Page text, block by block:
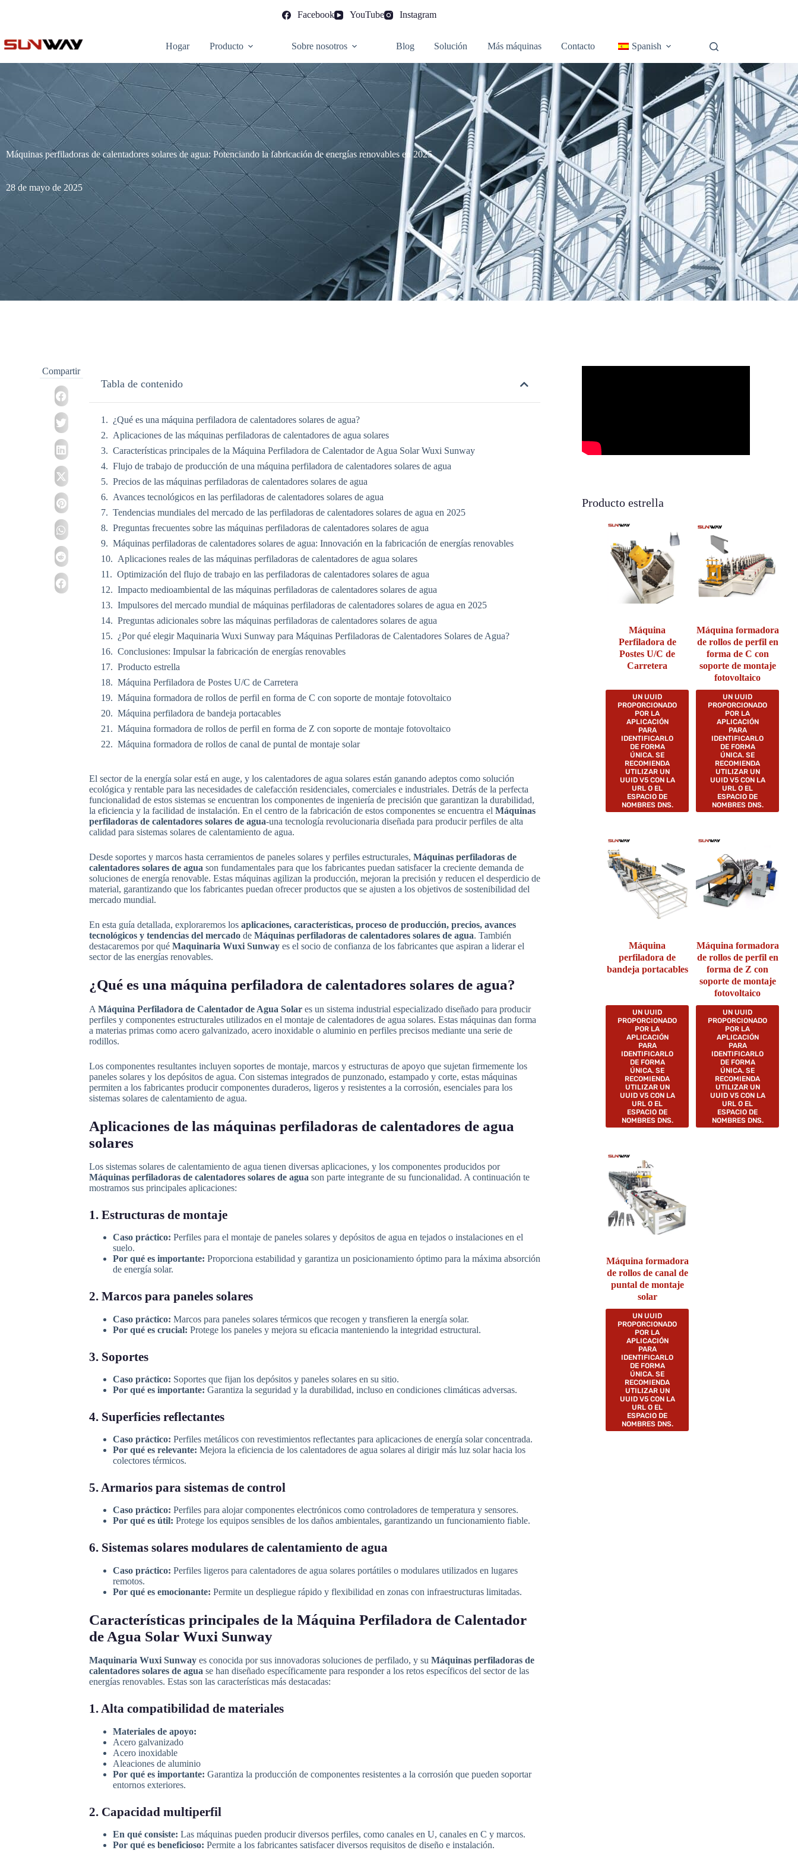
Facebook YouTube Instagram
Hogar Producto Sobre nosotros Blog Solución Más máquinas Contacto Spanish
Máquinas perfiladoras de calentadores solares de agua: Potenciando la fabricación de energías renovables en 2025
28 de mayo de 2025
Compartir
Tabla de contenido
¿Qué es una máquina perfiladora de calentadores solares de agua?
Aplicaciones de las máquinas perfiladoras de calentadores de agua solares
Características principales de la Máquina Perfiladora de Calentador de Agua Solar Wuxi Sunway
Flujo de trabajo de producción de una máquina perfiladora de calentadores solares de agua
Precios de las máquinas perfiladoras de calentadores solares de agua
Avances tecnológicos en las perfiladoras de calentadores solares de agua
Tendencias mundiales del mercado de las perfiladoras de calentadores solares de agua en 2025
Preguntas frecuentes sobre las máquinas perfiladoras de calentadores solares de agua
Máquinas perfiladoras de calentadores solares de agua: Innovación en la fabricación de energías renovables
Aplicaciones reales de las máquinas perfiladoras de calentadores de agua solares
Optimización del flujo de trabajo en las perfiladoras de calentadores solares de agua
Impacto medioambiental de las máquinas perfiladoras de calentadores solares de agua
Impulsores del mercado mundial de máquinas perfiladoras de calentadores solares de agua en 2025
Preguntas adicionales sobre las máquinas perfiladoras de calentadores solares de agua
¿Por qué elegir Maquinaria Wuxi Sunway para Máquinas Perfiladoras de Calentadores Solares de Agua?
Conclusiones: Impulsar la fabricación de energías renovables
Producto estrella
Máquina Perfiladora de Postes U/C de Carretera
Máquina formadora de rollos de perfil en forma de C con soporte de montaje fotovoltaico
Máquina perfiladora de bandeja portacables
Máquina formadora de rollos de perfil en forma de Z con soporte de montaje fotovoltaico
Máquina formadora de rollos de canal de puntal de montaje solar
El sector de la energía solar está en auge, y los calentadores de agua solares están ganando adeptos como solución
ecológica y rentable para las necesidades de calefacción residenciales, comerciales e industriales. Detrás de la perfecta
funcionalidad de estos sistemas se encuentran los componentes de ingeniería de precisión que garantizan la durabilidad,
la eficiencia y la facilidad de instalación. En el centro de la fabricación de estos componentes se encuentra el Máquinas
perfiladoras de calentadores solares de agua-una tecnología revolucionaria diseñada para producir perfiles de alta
calidad para sistemas solares de calentamiento de agua.
Desde soportes y marcos hasta cerramientos de paneles solares y perfiles estructurales, Máquinas perfiladoras de
calentadores solares de agua son fundamentales para que los fabricantes puedan satisfacer la creciente demanda de
soluciones de energía renovable. Estas máquinas agilizan la producción, mejoran la precisión y reducen el desperdicio de
material, garantizando que los fabricantes puedan ofrecer productos que se ajusten a los objetivos de sostenibilidad del
mercado mundial.
En esta guía detallada, exploraremos los aplicaciones, características, proceso de producción, precios, avances
tecnológicos y tendencias del mercadode Máquinas perfiladoras de calentadores solares de agua. También
destacaremos por qué Maquinaria Wuxi Sunwayes el socio de confianza de los fabricantes que aspiran a liderar el
sector de las energías renovables.
¿Qué es una máquina perfiladora de calentadores solares de agua?
A Máquina Perfiladora de Calentador de Agua Solares un sistema industrial especializado diseñado para producir
perfiles y componentes estructurales utilizados en el montaje de calentadores de agua solares. Estas máquinas dan forma
a materias primas como acero galvanizado, acero inoxidable o aluminio en perfiles precisos mediante una serie de
rodillos.
Los componentes resultantes incluyen soportes de montaje, marcos y estructuras de apoyo que sujetan firmemente los
paneles solares y los depósitos de agua. Con sistemas integrados de punzonado, estampado y corte, estas máquinas
permiten a los fabricantes producir componentes duraderos, ligeros y resistentes a la corrosión, esenciales para los
sistemas solares de calentamiento de agua.
Aplicaciones de las máquinas perfiladoras de calentadores de agua
solares
Los sistemas solares de calentamiento de agua tienen diversas aplicaciones, y los componentes producidos por
Máquinas perfiladoras de calentadores solares de agua son parte integrante de su funcionalidad. A continuación te
mostramos sus principales aplicaciones:
1. Estructuras de montaje
Caso práctico: Perfiles para el montaje de paneles solares y depósitos de agua en tejados o instalaciones en el
suelo.
Por qué es importante: Proporciona estabilidad y garantiza un posicionamiento óptimo para la máxima absorción
de energía solar.
2. Marcos para paneles solares
Caso práctico: Marcos para paneles solares térmicos que recogen y transfieren la energía solar.
Por qué es crucial: Protege los paneles y mejora su eficacia manteniendo la integridad estructural.
3. Soportes
Caso práctico: Soportes que fijan los depósitos y paneles solares en su sitio.
Por qué es importante: Garantiza la seguridad y la durabilidad, incluso en condiciones climáticas adversas.
4. Superficies reflectantes
Caso práctico: Perfiles metálicos con revestimientos reflectantes para aplicaciones de energía solar concentrada.
Por qué es relevante: Mejora la eficiencia de los calentadores de agua solares al dirigir más luz solar hacia los
colectores térmicos.
5. Armarios para sistemas de control
Caso práctico: Perfiles para alojar componentes electrónicos como controladores de temperatura y sensores.
Por qué es útil: Protege los equipos sensibles de los daños ambientales, garantizando un funcionamiento fiable.
6. Sistemas solares modulares de calentamiento de agua
Caso práctico: Perfiles ligeros para calentadores de agua solares portátiles o modulares utilizados en lugares
remotos.
Por qué es emocionante: Permite un despliegue rápido y flexibilidad en zonas con infraestructuras limitadas.
Características principales de la Máquina Perfiladora de Calentador
de Agua Solar Wuxi Sunway
Maquinaria Wuxi Sunwayes conocida por sus innovadoras soluciones de perfilado, y su Máquinas perfiladoras de
calentadores solares de agua se han diseñado específicamente para responder a los retos específicos del sector de las
energías renovables. Estas son las características más destacadas:
1. Alta compatibilidad de materiales
Materiales de apoyo:
Acero galvanizado
Acero inoxidable
Aleaciones de aluminio
Por qué es importante: Garantiza la producción de componentes resistentes a la corrosión que pueden soportar
entornos exteriores.
2. Capacidad multiperfil
En qué consiste: Las máquinas pueden producir diversos perfiles, como canales en U, canales en C y marcos.
Por qué es beneficioso: Permite a los fabricantes satisfacer diversos requisitos de diseño e instalación.
Producto estrella
Máquina
Perfiladora de
Postes U/C de
Carretera
UN UUID
PROPORCIONADO
POR LA
APLICACIÓN
PARA
IDENTIFICARLO
DE FORMA
ÚNICA. SE
RECOMIENDA
UTILIZAR UN
UUID V5 CON LA
URL O EL
ESPACIO DE
NOMBRES DNS.
Máquina formadora
de rollos de perfil en
forma de C con
soporte de montaje
fotovoltaico
UN UUID
PROPORCIONADO
POR LA
APLICACIÓN
PARA
IDENTIFICARLO
DE FORMA
ÚNICA. SE
RECOMIENDA
UTILIZAR UN
UUID V5 CON LA
URL O EL
ESPACIO DE
NOMBRES DNS.
Máquina
perfiladora de
bandeja portacables
UN UUID
PROPORCIONADO
POR LA
APLICACIÓN
PARA
IDENTIFICARLO
DE FORMA
ÚNICA. SE
RECOMIENDA
UTILIZAR UN
UUID V5 CON LA
URL O EL
ESPACIO DE
NOMBRES DNS.
Máquina formadora
de rollos de perfil en
forma de Z con
soporte de montaje
fotovoltaico
UN UUID
PROPORCIONADO
POR LA
APLICACIÓN
PARA
IDENTIFICARLO
DE FORMA
ÚNICA. SE
RECOMIENDA
UTILIZAR UN
UUID V5 CON LA
URL O EL
ESPACIO DE
NOMBRES DNS.
Máquina formadora
de rollos de canal de
puntal de montaje
solar
UN UUID
PROPORCIONADO
POR LA
APLICACIÓN
PARA
IDENTIFICARLO
DE FORMA
ÚNICA. SE
RECOMIENDA
UTILIZAR UN
UUID V5 CON LA
URL O EL
ESPACIO DE
NOMBRES DNS.